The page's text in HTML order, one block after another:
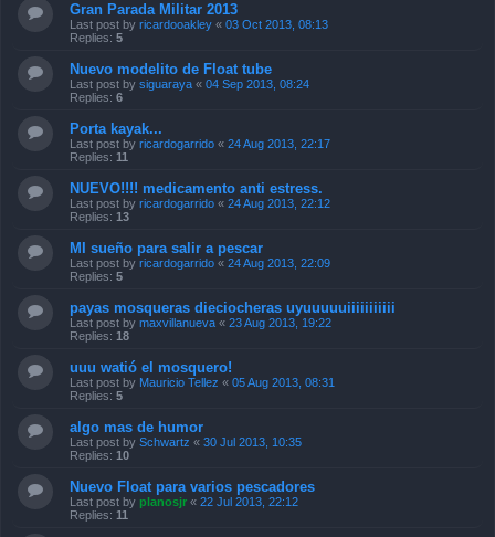
Gran Parada Militar 2013
Last post by ricardooakley « 03 Oct 2013, 08:13
Replies: 5
Nuevo modelito de Float tube
Last post by siguaraya « 04 Sep 2013, 08:24
Replies: 6
Porta kayak...
Last post by ricardogarrido « 24 Aug 2013, 22:17
Replies: 11
NUEVO!!!! medicamento anti estress.
Last post by ricardogarrido « 24 Aug 2013, 22:12
Replies: 13
MI sueño para salir a pescar
Last post by ricardogarrido « 24 Aug 2013, 22:09
Replies: 5
payas mosqueras dieciocheras uyuuuuuiiiiiiiiiii
Last post by maxvillanueva « 23 Aug 2013, 19:22
Replies: 18
uuu watió el mosquero!
Last post by Mauricio Tellez « 05 Aug 2013, 08:31
Replies: 5
algo mas de humor
Last post by Schwartz « 30 Jul 2013, 10:35
Replies: 10
Nuevo Float para varios pescadores
Last post by planosjr « 22 Jul 2013, 22:12
Replies: 11